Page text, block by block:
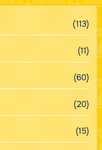
(113)
(11)
(60)
(20)
(15)